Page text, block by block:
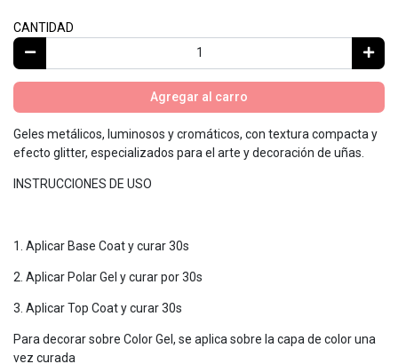
CANTIDAD
Agregar al carro
Geles metálicos, luminosos y cromáticos, con textura compacta y
efecto glitter, especializados para el arte y decoración de uñas.
INSTRUCCIONES DE USO
1. Aplicar Base Coat y curar 30s
2. Aplicar Polar Gel y curar por 30s
3. Aplicar Top Coat y curar 30s
Para decorar sobre Color Gel, se aplica sobre la capa de color una
vez curada